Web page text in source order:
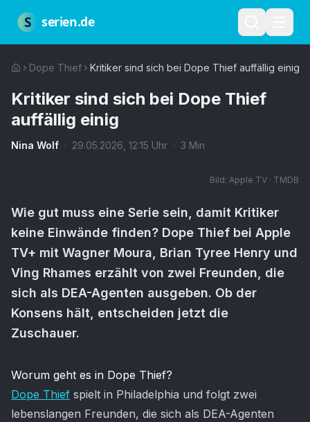
S serien.de
Dope Thief Kritiker sind sich bei Dope Thief auffällig einig
Kritiker sind sich bei Dope Thief
auffällig einig
Nina Wolf · 29.05.2026 12:15 Uhr · 3 Min
Bild: Apple TV · TMDB
Wie gut muss eine Serie sein, damit Kritiker
keine Einwände finden? Dope Thief bei Apple
TV+ mit Wagner Moura, Brian Tyree Henry und
Ving Rhames erzählt von zwei Freunden, die
sich als DEA-Agenten ausgeben. Ob der
Konsens hält, entscheiden jetzt die
Zuschauer.
Artikel-Inhalt
Worum geht es in Dope Thief?
Dope Thief spielt in Philadelphia und folgt zwei
lebenslangen Freunden, die sich als DEA-Agenten
Nutzungsbedingungen